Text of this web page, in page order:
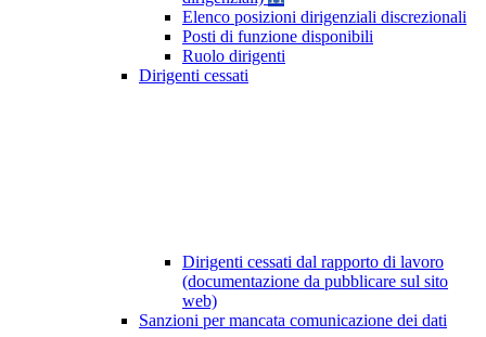
Elenco posizioni dirigenziali discrezionali
Posti di funzione disponibili
Ruolo dirigenti
Dirigenti cessati
Dirigenti cessati dal rapporto di lavoro
(documentazione da pubblicare sul sito
web)
Sanzioni per mancata comunicazione dei dati